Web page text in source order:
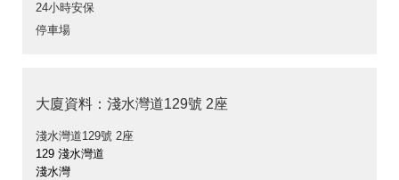
24小時安保
停車場
大廈資料：淺水灣道129號 2座
淺水灣道129號 2座
129 淺水灣道
淺水灣